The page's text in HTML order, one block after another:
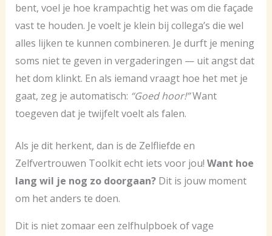
bent, voel je hoe krampachtig het was om die façade
vast te houden. Je voelt je klein bij collega’s die wel
alles lijken te kunnen combineren. Je durft je mening
soms niet te geven in vergaderingen — uit angst dat
het dom klinkt. En als iemand vraagt hoe het met je
gaat, zeg je automatisch: “Goed hoor!”Want
toegeven dat je twijfelt voelt als falen.
Als je dit herkent, dan is de Zelfliefde en
Zelfvertrouwen Toolkit echt iets voor jou! Want hoe
lang wil je nog zo doorgaan?Dit is jouw moment
om het anders te doen.
Dit is niet zomaar een zelfhulpboek of vage